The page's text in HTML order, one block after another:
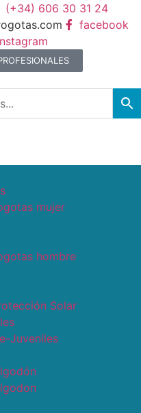
(+34) 606 30 31 24
facebook
mujer
hombre
Solar
Juveniles